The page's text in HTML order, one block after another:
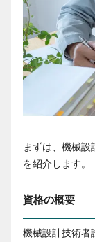
まずは、機械
を紹介します。
資格の概要
機械設計技術者